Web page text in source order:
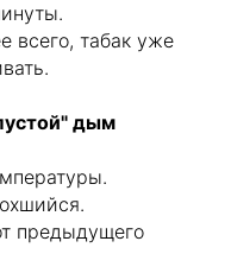
всего, табак уже
дым
предыдущего